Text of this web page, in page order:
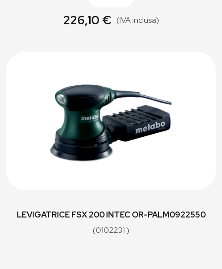
226,10 € (IVA inclusa)
LEVIGATRICE FSX 200 INTEC OR-PALM0922550
(0102231 )